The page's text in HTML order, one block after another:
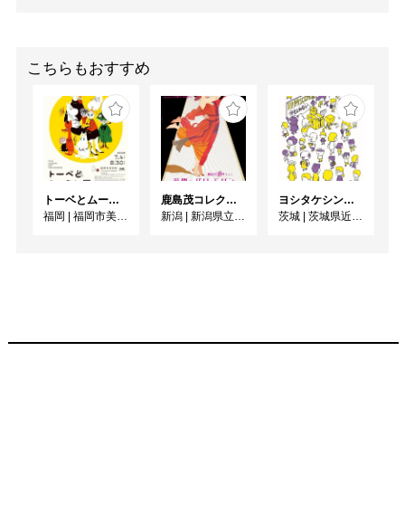
こちらもおすすめ
トーベとムーミン展 ～とっておきのものを探 しに～
福岡
福岡市美術館
鹿島茂コレクション 花開くパリ・モダン
新潟
新潟県立万代島美術館
ヨシタケシンスケ展かもしれない
茨城
茨城県近代美術館